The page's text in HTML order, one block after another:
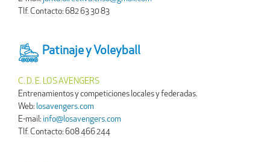
Tlf. Contacto: 682 63 30 83
Patinaje y Voleyball
C. D. E. LOS AVENGERS
Entrenamientos y competiciones locales y federadas.
Web: losavengers.com
E-mail: info@losavengers.com
Tlf. Contacto: 608 466 244